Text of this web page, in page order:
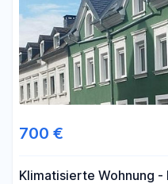
700 €
Klimatisierte Wohnung -